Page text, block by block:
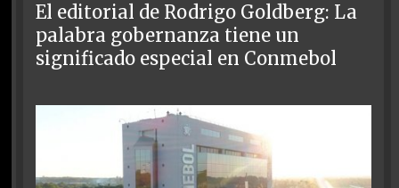
El editorial de Rodrigo Goldberg: La
palabra gobernanza tiene un
significado especial en Conmebol